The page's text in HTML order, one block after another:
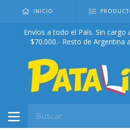
INICIO
Envíos a todo el País. Sin
$70.000.- Resto de Argentina